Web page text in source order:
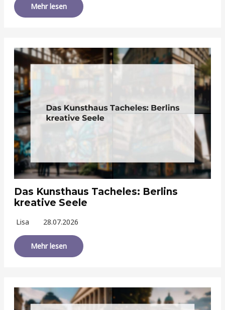
Mehr lesen
Das Kunsthaus Tacheles: Berlins
kreative Seele
Lisa 28.07.2026
Mehr lesen